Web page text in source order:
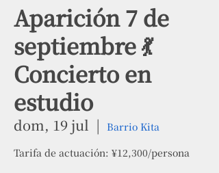
Aparición 7 de
septiembre 💃
Concierto en
estudio
dom, 19 jul
  |
Barrio Kita
Tarifa de actuación: ¥12,300/persona